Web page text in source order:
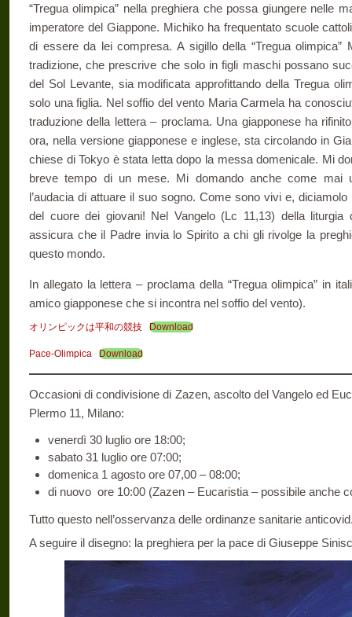
“Tregua olimpica” nella preghiera che possa giungere nelle
imperatore del Giappone. Michiko ha frequentato scuole
di essere da lei compresa. A sigillo della “Tregua olimpica”
tradizione, che prescrive che solo in figli maschi possano
del Sol Levante, sia modificata approfittando della Tregua
solo una figlia. Nel soffio del vento Maria Carmela ha
traduzione della lettera – proclama. Una giapponese ha
ora, nella versione giapponese e inglese, sta circolando in
chiese di Tokyo è stata letta dopo la messa domenicale. Mi
breve tempo di un mese. Mi domando anche come mai
l’audacia di attuare il suo sogno. Come sono vivi e,
del cuore dei giovani! Nel Vangelo (Lc 11,13) della
assicura che il Padre invia lo Spirito a chi gli rivolge la
questo mondo.
In allegato la lettera – proclama della “Tregua olimpica” in
amico giapponese che si incontra nel soffio del vento).
オリンピックは平和の競技 Download
Pace-Olimpica Download
Occasioni di condivisione di Zazen, ascolto del Vangelo ed
Plermo 11, Milano:
venerdì 30 luglio ore 18:00;
sabato 31 luglio ore 07:00;
domenica 1 agosto ore 07,00 – 08:00;
di nuovo ore 10:00 (Zazen – Eucaristia – possibile anche
Tutto questo nell’osservanza delle ordinanze sanitarie
A seguire il disegno: la preghiera per la pace di Giuseppe